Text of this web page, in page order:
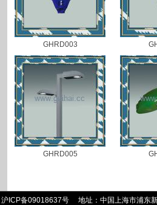
GHRD003
GHRD005
沪ICP备09018637号 地址：中国上海市浦东